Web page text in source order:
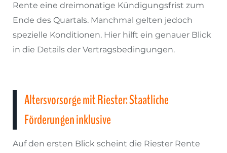
Rente eine dreimonatige Kündigungsfrist zum
Ende des Quartals. Manchmal gelten jedoch
spezielle Konditionen. Hier hilft ein genauer Blick
in die Details der Vertragsbedingungen.
Altersvorsorge mit Riester: Staatliche
Förderungen inklusive
Auf den ersten Blick scheint die Riester Rente